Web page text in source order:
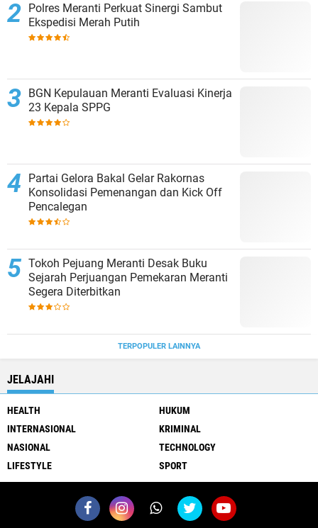
Polres Meranti Perkuat Sinergi Sambut
Ekspedisi Merah Putih
BGN Kepulauan Meranti Evaluasi Kinerja
23 Kepala SPPG
Partai Gelora Bakal Gelar Rakornas
Konsolidasi Pemenangan dan Kick Off
Pencalegan
Tokoh Pejuang Meranti Desak Buku
Sejarah Perjuangan Pemekaran Meranti
Segera Diterbitkan
TERPOPULER LAINNYA
JELAJAHI
HEALTH
HUKUM
INTERNASIONAL
KRIMINAL
NASIONAL
TECHNOLOGY
LIFESTYLE
SPORT